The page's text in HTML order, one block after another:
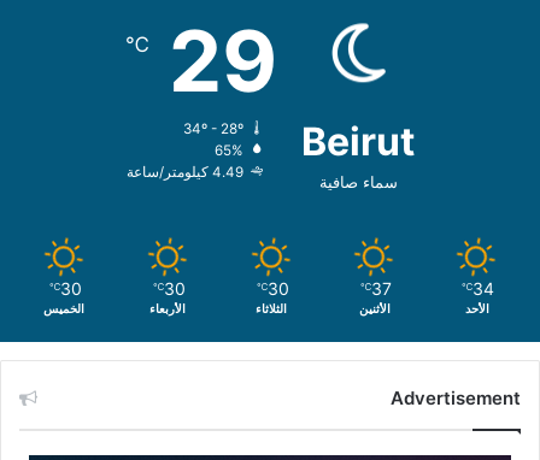
Beirut
سماء صافية
29
℃
65%
4.49 كيلومتر/ساعة
34
℃
الأحد
37
℃
الأثنين
30
℃
الثلاثاء
30
℃
الأربعاء
30
℃
الخميس
Advertisement